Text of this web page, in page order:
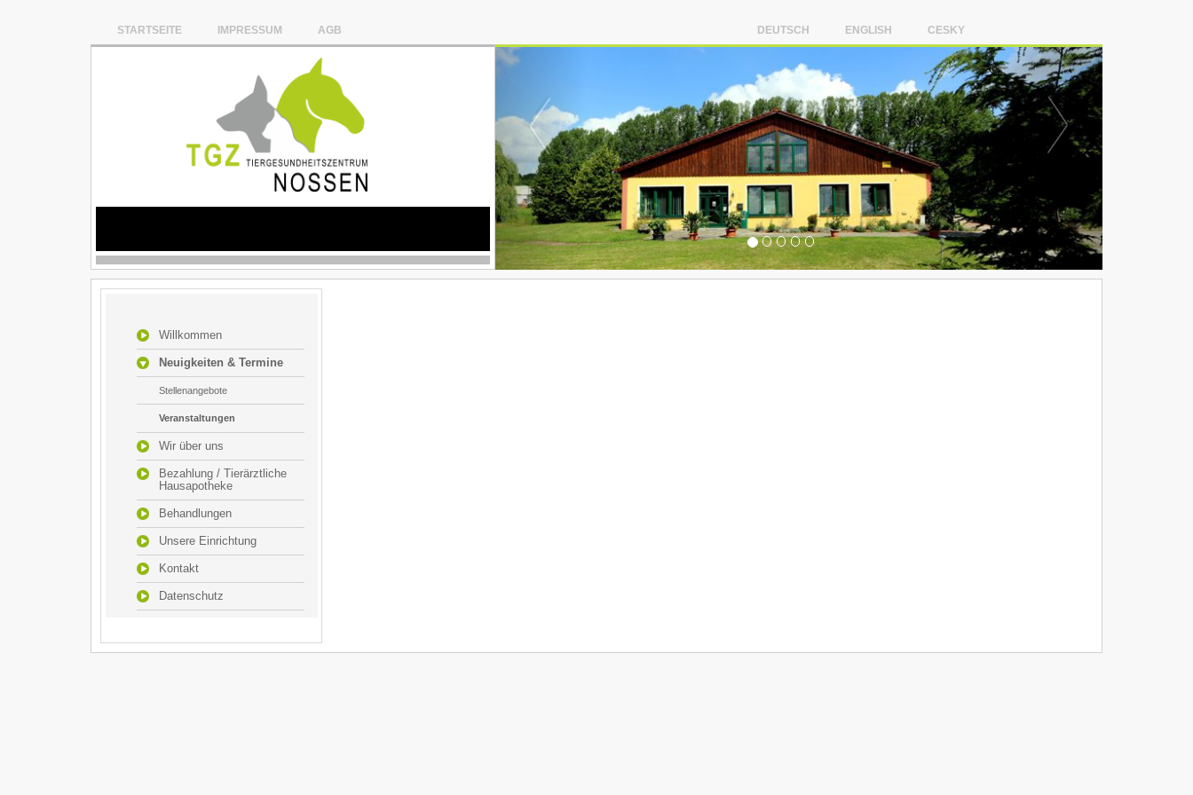
STARTSEITE IMPRESSUM AGB DEUTSCH ENGLISH CESKY
Willkommen
Neuigkeiten & Termine
Stellenangebote
Veranstaltungen
Wir über uns
Bezahlung / Tierärztliche
Hausapotheke
Behandlungen
Unsere Einrichtung
Kontakt
Datenschutz